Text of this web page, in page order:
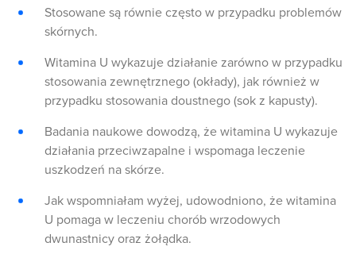
Stosowane są równie często w przypadku problemów
skórnych.
Witamina U wykazuje działanie zarówno w przypadku
stosowania zewnętrznego (okłady), jak również w
przypadku stosowania doustnego (sok z kapusty).
Badania naukowe dowodzą, że witamina U wykazuje
działania przeciwzapalne i wspomaga leczenie
uszkodzeń na skórze.
Jak wspomniałam wyżej, udowodniono, że witamina
U pomaga w leczeniu chorób wrzodowych
dwunastnicy oraz żołądka.